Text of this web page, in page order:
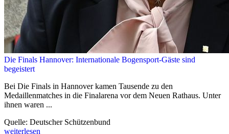
Die Finals Hannover: Internationale Bogensport-Gäste sind
begeistert
Bei Die Finals in Hannover kamen Tausende zu den
Medaillenmatches in die Finalarena vor dem Neuen Rathaus. Unter
ihnen waren ...
Quelle: Deutscher Schützenbund
weiterlesen